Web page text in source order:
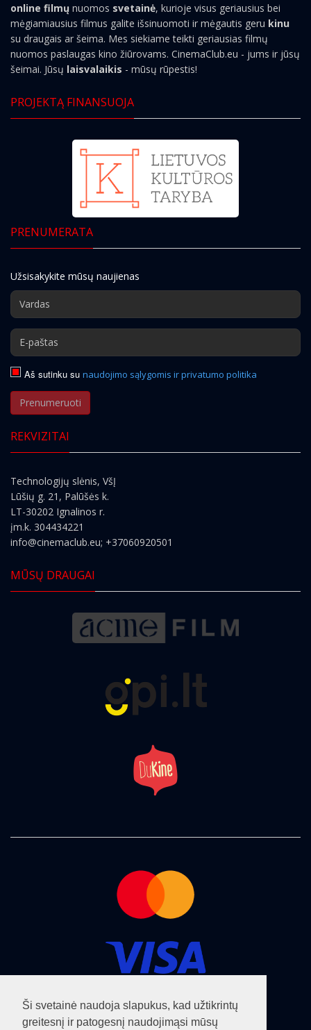
Ši svetainė naudoja slapukus, kad užtikrintų
greitesnį ir patogesnį naudojimąsi mūsų
online filmų nuomos svetainė, kurioje visus geriausius bei
mėgiamiausius filmus galite išsinuomoti ir mėgautis geru kinu
su draugais ar šeima. Mes siekiame teikti geriausias filmų
nuomos paslaugas kino žiūrovams. CinemaClub.eu - jums ir jūsų
šeimai. Jūsų laisvalaikis - mūsų rūpestis!
PROJEKTĄ FINANSUOJA
PRENUMERATA
Užsisakykite mūsų naujienas
Aš sutinku su naudojimo sąlygomis ir privatumo politika
Prenumeruoti
REKVIZITAI
Technologijų slėnis, VšĮ
Lūšių g. 21, Palūšės k.
LT-30202 Ignalinos r.
įm.k. 304434221
info@cinemaclub.eu; +37060920501
MŪSŲ DRAUGAI